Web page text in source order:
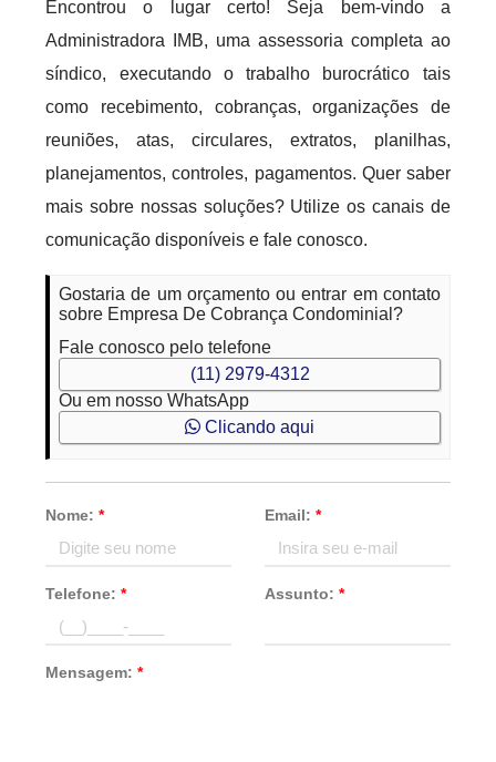
Encontrou o lugar certo! Seja bem-vindo a
Administradora IMB, uma assessoria completa ao
síndico, executando o trabalho burocrático tais
como recebimento, cobranças, organizações de
reuniões, atas, circulares, extratos, planilhas,
planejamentos, controles, pagamentos. Quer saber
mais sobre nossas soluções? Utilize os canais de
comunicação disponíveis e fale conosco.
Gostaria de um orçamento ou entrar em contato
sobre Empresa De Cobrança Condominial?
Fale conosco pelo telefone
(11) 2979-4312
Ou em nosso WhatsApp
Clicando aqui
Nome:* Email: *
Telefone:* Assunto: *
Mensagem:*